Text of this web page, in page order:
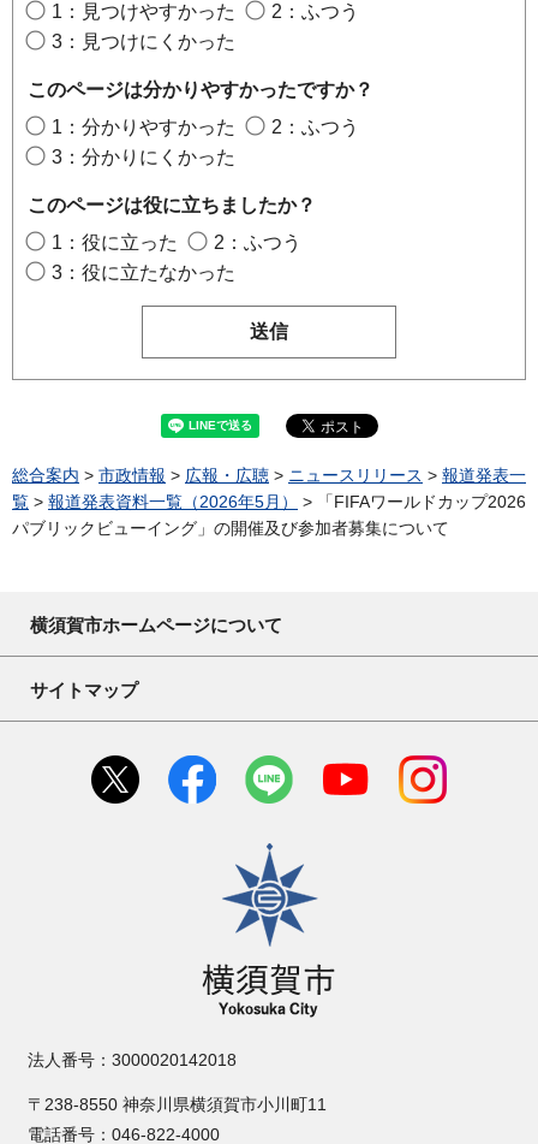
1：見つけやすかった
2：ふつう
3：見つけにくかった
このページは分かりやすかったですか？
1：分かりやすかった
2：ふつう
3：分かりにくかった
このページは役に立ちましたか？
1：役に立った
2：ふつう
3：役に立たなかった
総合案内 > 市政情報 > 広報・広聴 > ニュースリリース > 報道発表一
覧 > 報道発表資料一覧（2026年5月）
> 「FIFAワールドカップ2026
パブリックビューイング」の開催及び参加者募集について
横須賀市ホームページについて
サイトマップ
横須賀市
法人番号：3000020142018
〒238-8550 神奈川県横須賀市小川町11
電話番号：046-822-4000